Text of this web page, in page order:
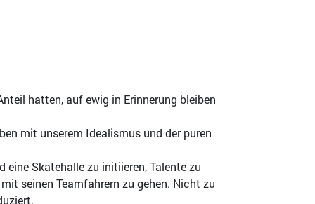
hatten, auf ewig in Erinnerung bleiben
mit unserem Idealismus und der puren
Skatehalle zu initiieren, Talente zu
seinen Teamfahrern zu gehen. Nicht zu